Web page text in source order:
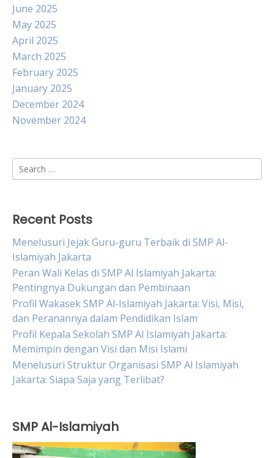
June 2025
May 2025
April 2025
March 2025
February 2025
January 2025
December 2024
November 2024
Search
for:
Recent Posts
Menelusuri Jejak Guru-guru Terbaik di SMP Al-
Islamiyah Jakarta
Peran Wali Kelas di SMP Al Islamiyah Jakarta:
Pentingnya Dukungan dan Pembinaan
Profil Wakasek SMP Al-Islamiyah Jakarta: Visi, Misi,
dan Peranannya dalam Pendidikan Islam
Profil Kepala Sekolah SMP Al Islamiyah Jakarta:
Memimpin dengan Visi dan Misi Islami
Menelusuri Struktur Organisasi SMP Al Islamiyah
Jakarta: Siapa Saja yang Terlibat?
SMP Al-Islamiyah